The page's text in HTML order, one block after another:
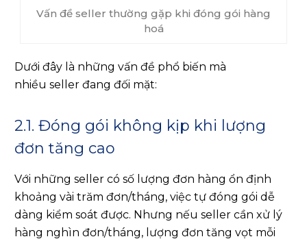
Vấn đề seller thường gặp khi đóng gói hàng
hoá
Dưới đây là những vấn đề phổ biến mà
nhiều seller đang đối mặt:
2.1. Đóng gói không kịp khi lượng
đơn tăng cao
Với những seller có số lượng đơn hàng ổn định
khoảng vài trăm đơn/tháng, việc tự đóng gói dễ
dàng kiểm soát được. Nhưng nếu seller cần xử lý
hàng nghìn đơn/tháng, lượng đơn tăng vọt mỗi